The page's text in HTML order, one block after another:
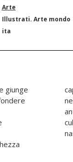
Arte
Illustrati. Arte mondo
ita
giunge